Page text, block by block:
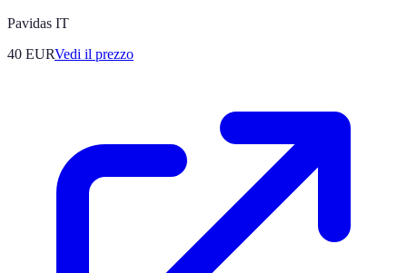
Pavidas IT
40 EURVedi il prezzo